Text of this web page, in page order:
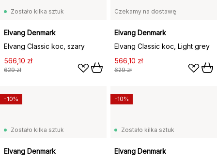
Zostało kilka sztuk
Elvang Denmark
Elvang Classic koc, szary
566,10 zł
629 zł
Czekamy na dostawę
Elvang Denmark
Elvang Classic koc, Light grey
566,10 zł
629 zł
Zostało kilka sztuk
Elvang Denmark
-10%
Zostało kilka sztuk
Elvang Denmark
-10%